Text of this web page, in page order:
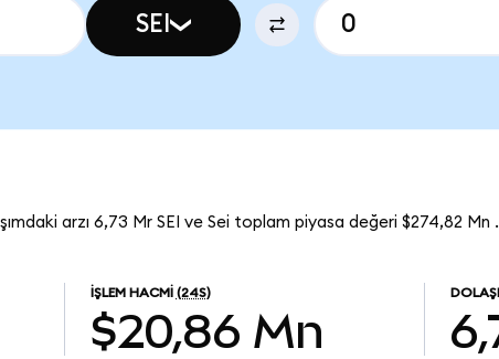
SEI
arzı 6,73 Mr SEI ve Sei toplam piyasa değeri $274,82 Mn .
İŞLEM HACMI (24S)
$20,86 Mn